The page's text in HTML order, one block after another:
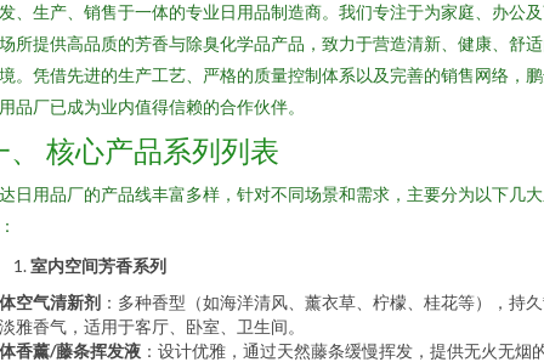
、生产、销售于一体的专业日用品制造商。我们专注于为家庭、办公
所提供高品质的芳香与除臭化学品产品，致力于营造清新、健康、舒
。凭借先进的生产工艺、严格的质量控制体系以及完善的销售网络，
品厂已成为业内值得信赖的合作伙伴。
、 核心产品系列列表
日用品厂的产品线丰富多样，针对不同场景和需求，主要分为以下几
室内空间芳香系列
空气清新剂 ：多种香型（如海洋清风、薰衣草、柠檬、桂花等），持
雅香气，适用于客厅、卧室、卫生间。
香薰/藤条挥发液 ：设计优雅，通过天然藤条缓慢挥发，提供无火无烟